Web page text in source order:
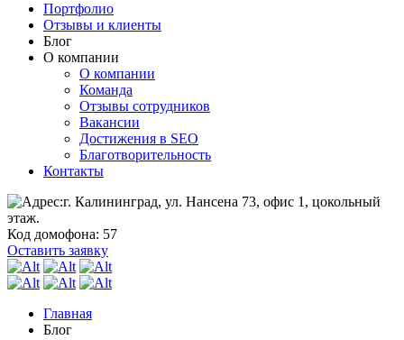
Портфолио
Отзывы и клиенты
Блог
О компании
О компании
Команда
Отзывы сотрудников
Вакансии
Достижения в SEO
Благотворительность
Контакты
г. Калининград, ул. Нансена 73, офис 1, цокольный
этаж.
Код домофона: 57
Оставить заявку
Главная
Блог